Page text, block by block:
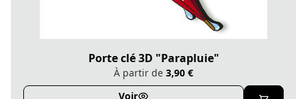
Porte clé 3D "Parapluie"
À partir de 3,90 €
Voir